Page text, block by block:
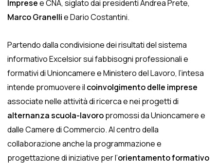
Impresee CNA, siglato dai presidenti Andrea Prete,
Marco Granellie Dario Costantini.
Partendo dalla condivisione dei risultati del sistema
informativo Excelsior sui fabbisogni professionali e
formativi di Unioncamere e Ministero del Lavoro, l’intesa
intende promuovere il coinvolgimento delle imprese
associate nelle attività di ricerca e nei progetti di
alternanza scuola-lavoropromossi da Unioncamere e
dalle Camere di Commercio. Al centro della
collaborazione anche la programmazione e
progettazione di iniziative per l’orientamento formativo